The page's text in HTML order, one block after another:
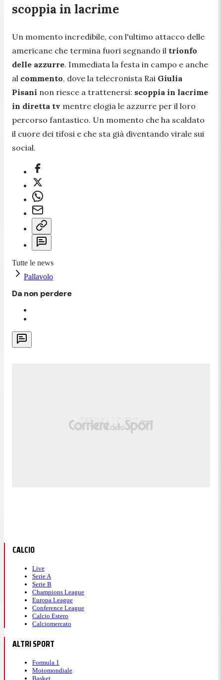
scoppia in lacrime
Un momento incredibile, con l'ultimo attacco delle
americane che termina fuori segnando il trionfo
delle azzurre. Immediata la festa in campo e anche
al commento, dove la telecronista Rai Giulia
Pisani non riesce a trattenersi: scoppia in lacrime
in diretta tv mentre elogia le azzurre per il loro
percorso fantastico. Un momento che ha scaldato
il cuore dei tifosi e che sta già diventando virale sui
social.
Tutte le news
Pallavolo
Da non perdere
CALCIO
Live
Serie A
Serie B
Champions League
Europa League
Conference League
Calcio Estero
Calciomercato
ALTRI SPORT
Formula 1
Motomondiale
Basket